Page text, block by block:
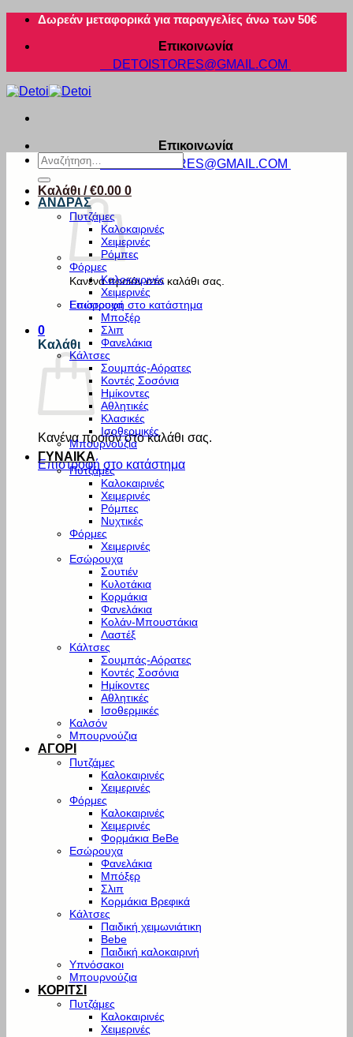
Μετάβαση
περιεχόμενο
Δωρεάν μεταφορικά για παραγγελίες άνω των 50€
Επικοινωνία
DETOISTORES@GMAIL.COM
Επικοινωνία
DETOISTORES@GMAIL.COM
Καλάθι /€0.00 0
Κανένα προϊόν στο καλάθι σας.
Επιστροφή στο κατάστημα
0
Καλάθι
Κανένα προϊόν στο καλάθι σας.
Επιστροφή στο κατάστημα
Αναζήτηση
για:
ΑΝΔΡΑΣ
Πυτζάμες
Καλοκαιρινές
Χειμερινές
Ρόμπες
Φόρμες
Καλοκαιρινές
Χειμερινές
Εσώρουχα
Μποξέρ
Σλιπ
Φανελάκια
Κάλτσες
Σουμπάς-Αόρατες
Κοντές Σοσόνια
Ημίκοντες
Αθλητικές
Κλασικές
Ισοθερμικές
Μπουρνούζια
ΓΥΝΑΙΚΑ
Πυτζάμες
Καλοκαιρινές
Χειμερινές
Ρόμπες
Νυχτικές
Φόρμες
Χειμερινές
Εσώρουχα
Σουτιέν
Κυλοτάκια
Κορμάκια
Φανελάκια
Κολάν-Μπουστάκια
Λαστέξ
Κάλτσες
Σουμπάς-Αόρατες
Κοντές Σοσόνια
Ημίκοντες
Αθλητικές
Ισοθερμικές
Καλσόν
Μπουρνούζια
ΑΓΟΡΙ
Πυτζάμες
Καλοκαιρινές
Χειμερινές
Φόρμες
Καλοκαιρινές
Χειμερινές
Φορμάκια BeBe
Εσώρουχα
Φανελάκια
Μπόξερ
Σλιπ
Κορμάκια Βρεφικά
Κάλτσες
Παιδική χειμωνιάτικη
Bebe
Παιδική καλοκαιρινή
Υπνόσακοι
Μπουρνούζια
ΚΟΡΙΤΣΙ
Πυτζάμες
Καλοκαιρινές
Χειμερινές